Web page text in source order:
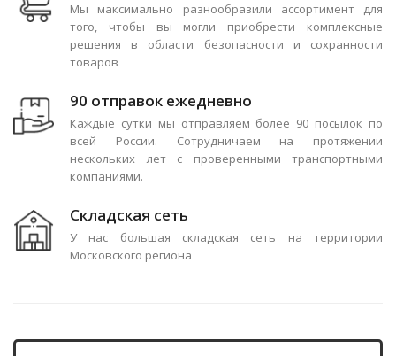
Мы максимально разнообразили ассортимент для
того, чтобы вы могли приобрести комплексные
решения в области безопасности и сохранности
товаров
90 отправок ежедневно
Каждые сутки мы отправляем более 90 посылок по
всей России. Сотрудничаем на протяжении
нескольких лет с проверенными транспортными
компаниями.
Складская сеть
У нас большая складская сеть на территории
Московского региона